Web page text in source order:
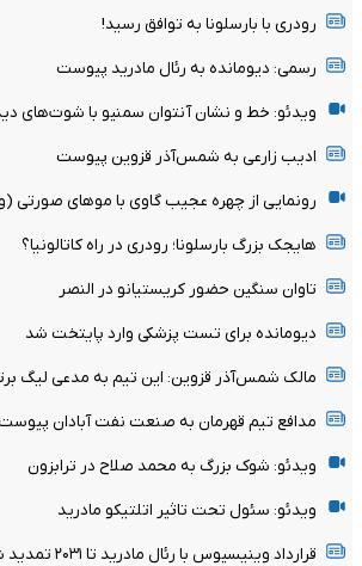
رودری با بارسلونا به توافق رسید!
رسمی: دیومانده به رئال مادرید پیوست
ویدئو: خط و نشان آنتوان سمنیو با شوت‌های
ادیب زارعی به شمس‌آذر قزوین پیوست
رونمایی از چهره عجیب گاوی با موهای صورتی
هایجک بزرگ بارسلونا؛ رودری در راه کاتالونیا؟
تاوان سنگین حضور کریستیانو در النصر
دیومانده برای تست پزشکی وارد پایتخت شد
مالک شمس‌آذر قزوین: این تیم به مدعی لیگ
مدافع تیم قهرمان به صنعت نفت آبادان
ویدئو: شوک بزرگ به محمد صلاح در ترابزون
ویدئو: سئول تحت تاثیر اتلتیکو مادرید
قرارداد وینیسیوس با رئال مادرید تا ۲۰۳۱ تمدید شد